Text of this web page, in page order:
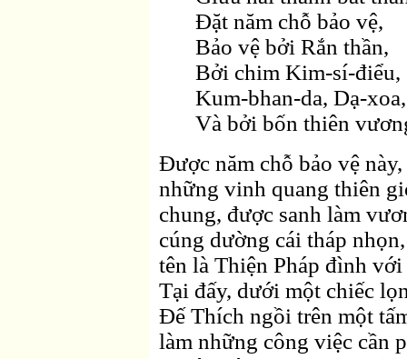
Ðặt năm chỗ bảo vệ,
Bảo vệ bởi Rắn thần,
Bởi chim Kim-sí-điểu,
Kum-bhan-da, Dạ-xoa,
Và bởi bốn thiên
Ðược năm chỗ bảo vệ
những vinh quang thiên
chung, được sanh làm
cúng dường cái tháp
tên là Thiện Pháp đình với
Tại đấy, dưới một chiếc
Ðế Thích ngồi trên một
làm những công việc cần